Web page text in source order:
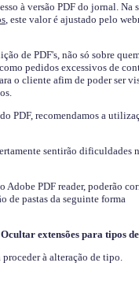
à versão PDF do jornal. Na
, este valor é ajustado pelo
de PDF's, não só sobre
pedidos excessivos de
o cliente afim de poder ser
PDF, recomendamos a
sentirão dificuldades
Adobe PDF reader, poderão
de pastas da seguinte forma
extensões para tipos
proceder à alteração de tipo.